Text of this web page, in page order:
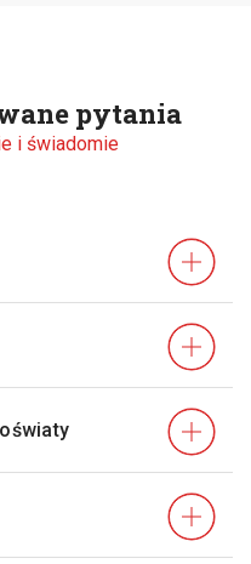
pytania
i świadomie